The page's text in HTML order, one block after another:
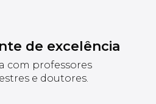
de excelência
com professores
e doutores.